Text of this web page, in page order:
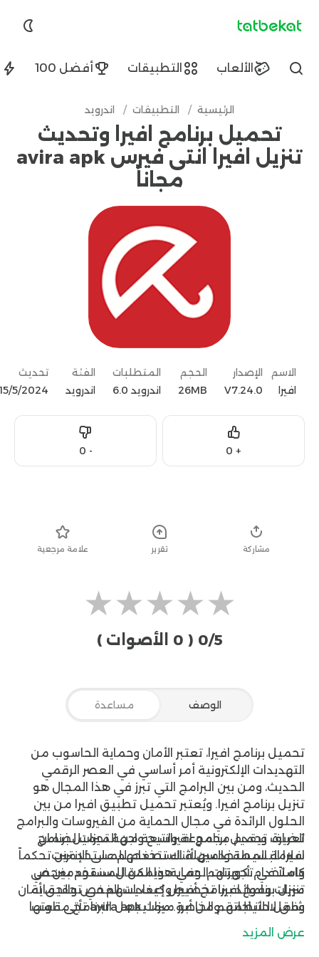
tatbekat.net
الألعاب التطبيقات أفضل 100
Find
الرئيسية / التطبيقات / اندرويد
تحميل برنامج افيرا وتحديث
تنزيل افيرا انتى فيرس avira apk
مجاناً
الاسم
افيرا
الإصدار
V7.24.0
الحجم
26MB
المتطلبات
اندرويد 6.0
الفئة
اندرويد
تحديث
15/5/2024
+
0
Like
-
0
Dislike
مشاركة تقرير علامة مرجعية
★
★
★
★
★
0/5 ( 0 الأصوات )
الوصف مساعدة
تحميل برنامج افيرا ، تعتبر الأمان وحماية الحاسوب من
التهديدات الإلكترونية أمر أساسي في العصر الرقمي
الحديث، ومن بين البرامج التي تبرز في هذا المجال هو
تنزيل برنامج افيرا. ويُعتبر تحميل تطبيق افيرا من بين
الحلول الرائدة في مجال الحماية من الفيروسات والبرامج
الضارة، ويقدم مجموعة واسعة من الميزات لضمان
سلامة المستخدمين أثناء تصفحهم على الإنترنت
واستخدام أجهزتهم. وفي هذا المقال سنقوم بفحص
ميزات وفوائد برنامج أفيرا وكيف يسهم في تحقيق أمان
شامل للأنظمة. ومن أبرز ميزات avira apk تأتي قوتها
في اكتشاف وإزالة الفيروسات والبرامج الضارة بفعالية.
ويعتمد البرنامج على تقنيات متقدمة لتحليل الملفات
تعريف تحميل برنامج افيراتتيح واجهةتحميل برنامج
افيراالبسيطة والسهلة الاستخدام للمستخدمين تحكماً
كاملاً في تكوينات الحماية. ويمكن للمستخدمين في
تنزيل برنامج افيرا تخصيص إعدادات الفحص والحماية
وفق لاحتياجاتهم الخاصة. مما يجعل البرنامج مناسب
لمختلف مستويات خبرة المستخدمين. ويأتي تحميل
تطبيق افيرا بتقنية “الحماية السحابية” التي تتيح
عرض المزيد